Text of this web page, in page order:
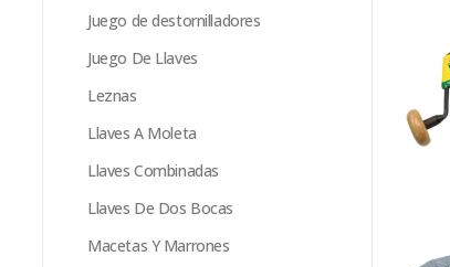
Juego de destornilladores
Juego De Llaves
Leznas
Llaves A Moleta
Llaves Combinadas
Llaves De Dos Bocas
Macetas Y Marrones